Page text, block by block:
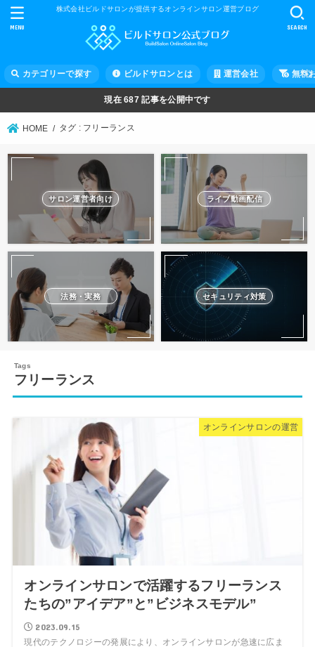
株式会社ビルドサロンが提供するオンラインサロン運営ブログ
カテゴリーで探す ビルドサロンとは 運営会社 無料
SEARCH
MENU
現在687 記事を公開中です
HOME タグ : フリーランス
サロン運営者向け ライブ動画配信
法務・実務 セキュリティ対策
フリーランス
オンラインサロンの運営
オンラインサロンで活躍するフリーランス
たちの”アイデア”と”ビジネスモデル”
2023.09.15
現代のテクノロジーの発展により、オンラインサロンが急速に広ま